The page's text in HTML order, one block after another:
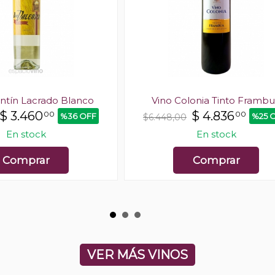
Lacrado Blanco
$ 3.46000 %36 OFF
En stock
Comprar
Vino Colonia Tinto
$6.448,00 $ 4.83600 %25
En stock
Comprar
VER MÁS VINOS